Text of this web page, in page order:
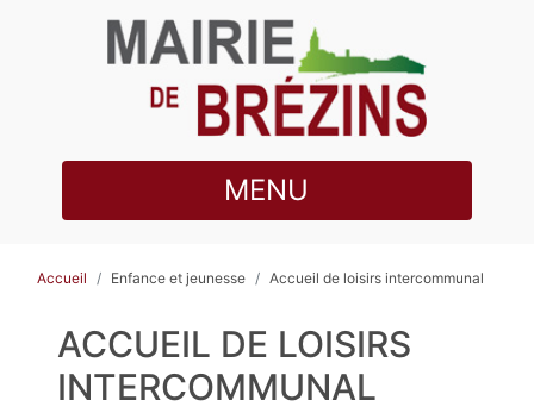
MENU
Accueil Enfance et jeunesse Accueil de loisirs intercommunal
ACCUEIL DE LOISIRS
INTERCOMMUNAL